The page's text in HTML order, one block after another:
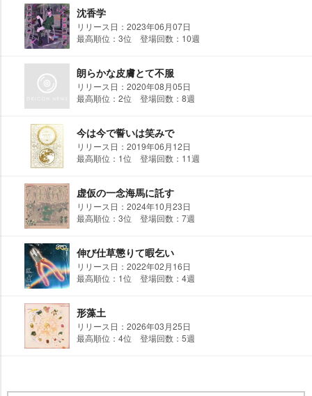
沈香学
リリース日：2023年06月07日
最高順位：3位 登場回数：10週
朗らかな皮膚とて不服
リリース日：2020年08月05日
最高順位：2位 登場回数：8週
今は今で誓いは笑みで
リリース日：2019年06月12日
最高順位：1位 登場回数：11週
虚仮の一念海馬に託す
リリース日：2024年10月23日
最高順位：3位 登場回数：7週
伸び仕草懲りて暇乞い
リリース日：2022年02月16日
最高順位：1位 登場回数：4週
形藻土
リリース日：2026年03月25日
最高順位：4位 登場回数：5週